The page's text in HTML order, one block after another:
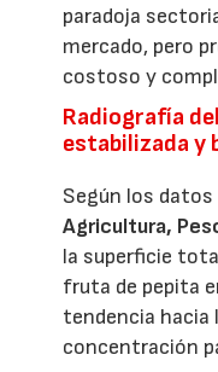
paradoja
mercado, pero
costoso y
Radiografía
estabilizada y
Según los datos
Agricultura,
la superficie
fruta de pepita
tendencia hacia
concentración